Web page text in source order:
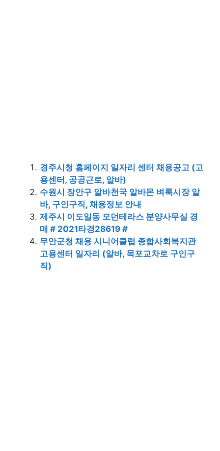
경주시청 홈페이지 일자리 센터 채용공고 (고
용센터, 공공근로, 알바)
수원시 장안구 알바천국 알바몬 벼룩시장 알
바, 구인구직, 채용정보 안내
제주시 이도일동 모던테라스 분양사무실 경
매 # 2021타경28619 #
무안군청 채용 시니어클럽 종합사회복지관
고용센터 일자리 (알바, 목포교차로 구인구
직)